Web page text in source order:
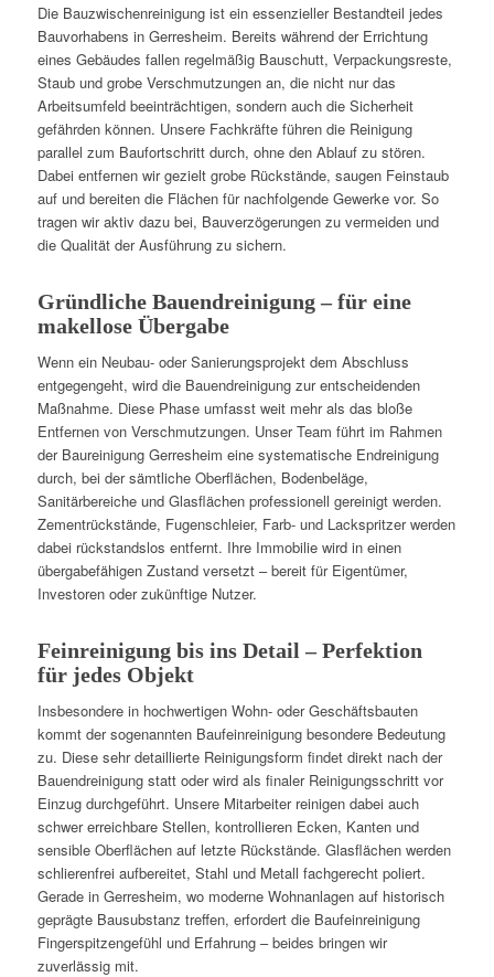
Die Bauzwischenreinigung ist ein essenzieller Bestandteil jedes
Bauvorhabens in Gerresheim. Bereits während der Errichtung
eines Gebäudes fallen regelmäßig Bauschutt, Verpackungsreste,
Staub und grobe Verschmutzungen an, die nicht nur das
Arbeitsumfeld beeinträchtigen, sondern auch die Sicherheit
gefährden können. Unsere Fachkräfte führen die Reinigung
parallel zum Baufortschritt durch, ohne den Ablauf zu stören.
Dabei entfernen wir gezielt grobe Rückstände, saugen Feinstaub
auf und bereiten die Flächen für nachfolgende Gewerke vor. So
tragen wir aktiv dazu bei, Bauverzögerungen zu vermeiden und
die Qualität der Ausführung zu sichern.
Gründliche Bauendreinigung – für eine
makellose Übergabe
Wenn ein Neubau- oder Sanierungsprojekt dem Abschluss
entgegengeht, wird die Bauendreinigung zur entscheidenden
Maßnahme. Diese Phase umfasst weit mehr als das bloße
Entfernen von Verschmutzungen. Unser Team führt im Rahmen
der Baureinigung Gerresheim eine systematische Endreinigung
durch, bei der sämtliche Oberflächen, Bodenbeläge,
Sanitärbereiche und Glasflächen professionell gereinigt werden.
Zementrückstände, Fugenschleier, Farb- und Lackspritzer werden
dabei rückstandslos entfernt. Ihre Immobilie wird in einen
übergabefähigen Zustand versetzt – bereit für Eigentümer,
Investoren oder zukünftige Nutzer.
Feinreinigung bis ins Detail – Perfektion
für jedes Objekt
Insbesondere in hochwertigen Wohn- oder Geschäftsbauten
kommt der sogenannten Baufeinreinigung besondere Bedeutung
zu. Diese sehr detaillierte Reinigungsform findet direkt nach der
Bauendreinigung statt oder wird als finaler Reinigungsschritt vor
Einzug durchgeführt. Unsere Mitarbeiter reinigen dabei auch
schwer erreichbare Stellen, kontrollieren Ecken, Kanten und
sensible Oberflächen auf letzte Rückstände. Glasflächen werden
schlierenfrei aufbereitet, Stahl und Metall fachgerecht poliert.
Gerade in Gerresheim, wo moderne Wohnanlagen auf historisch
geprägte Bausubstanz treffen, erfordert die Baufeinreinigung
Fingerspitzengefühl und Erfahrung – beides bringen wir
zuverlässig mit.